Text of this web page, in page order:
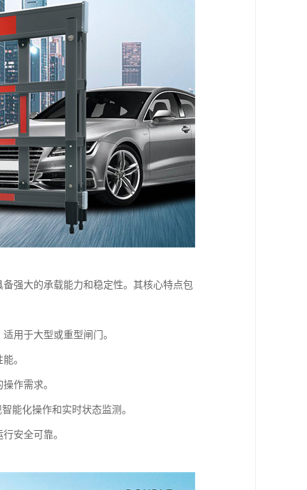
强大的承载能力和稳定性。其核心特点包
用于大型或重型闸门。
。
作需求。
能化操作和实时状态监测。
安全可靠。